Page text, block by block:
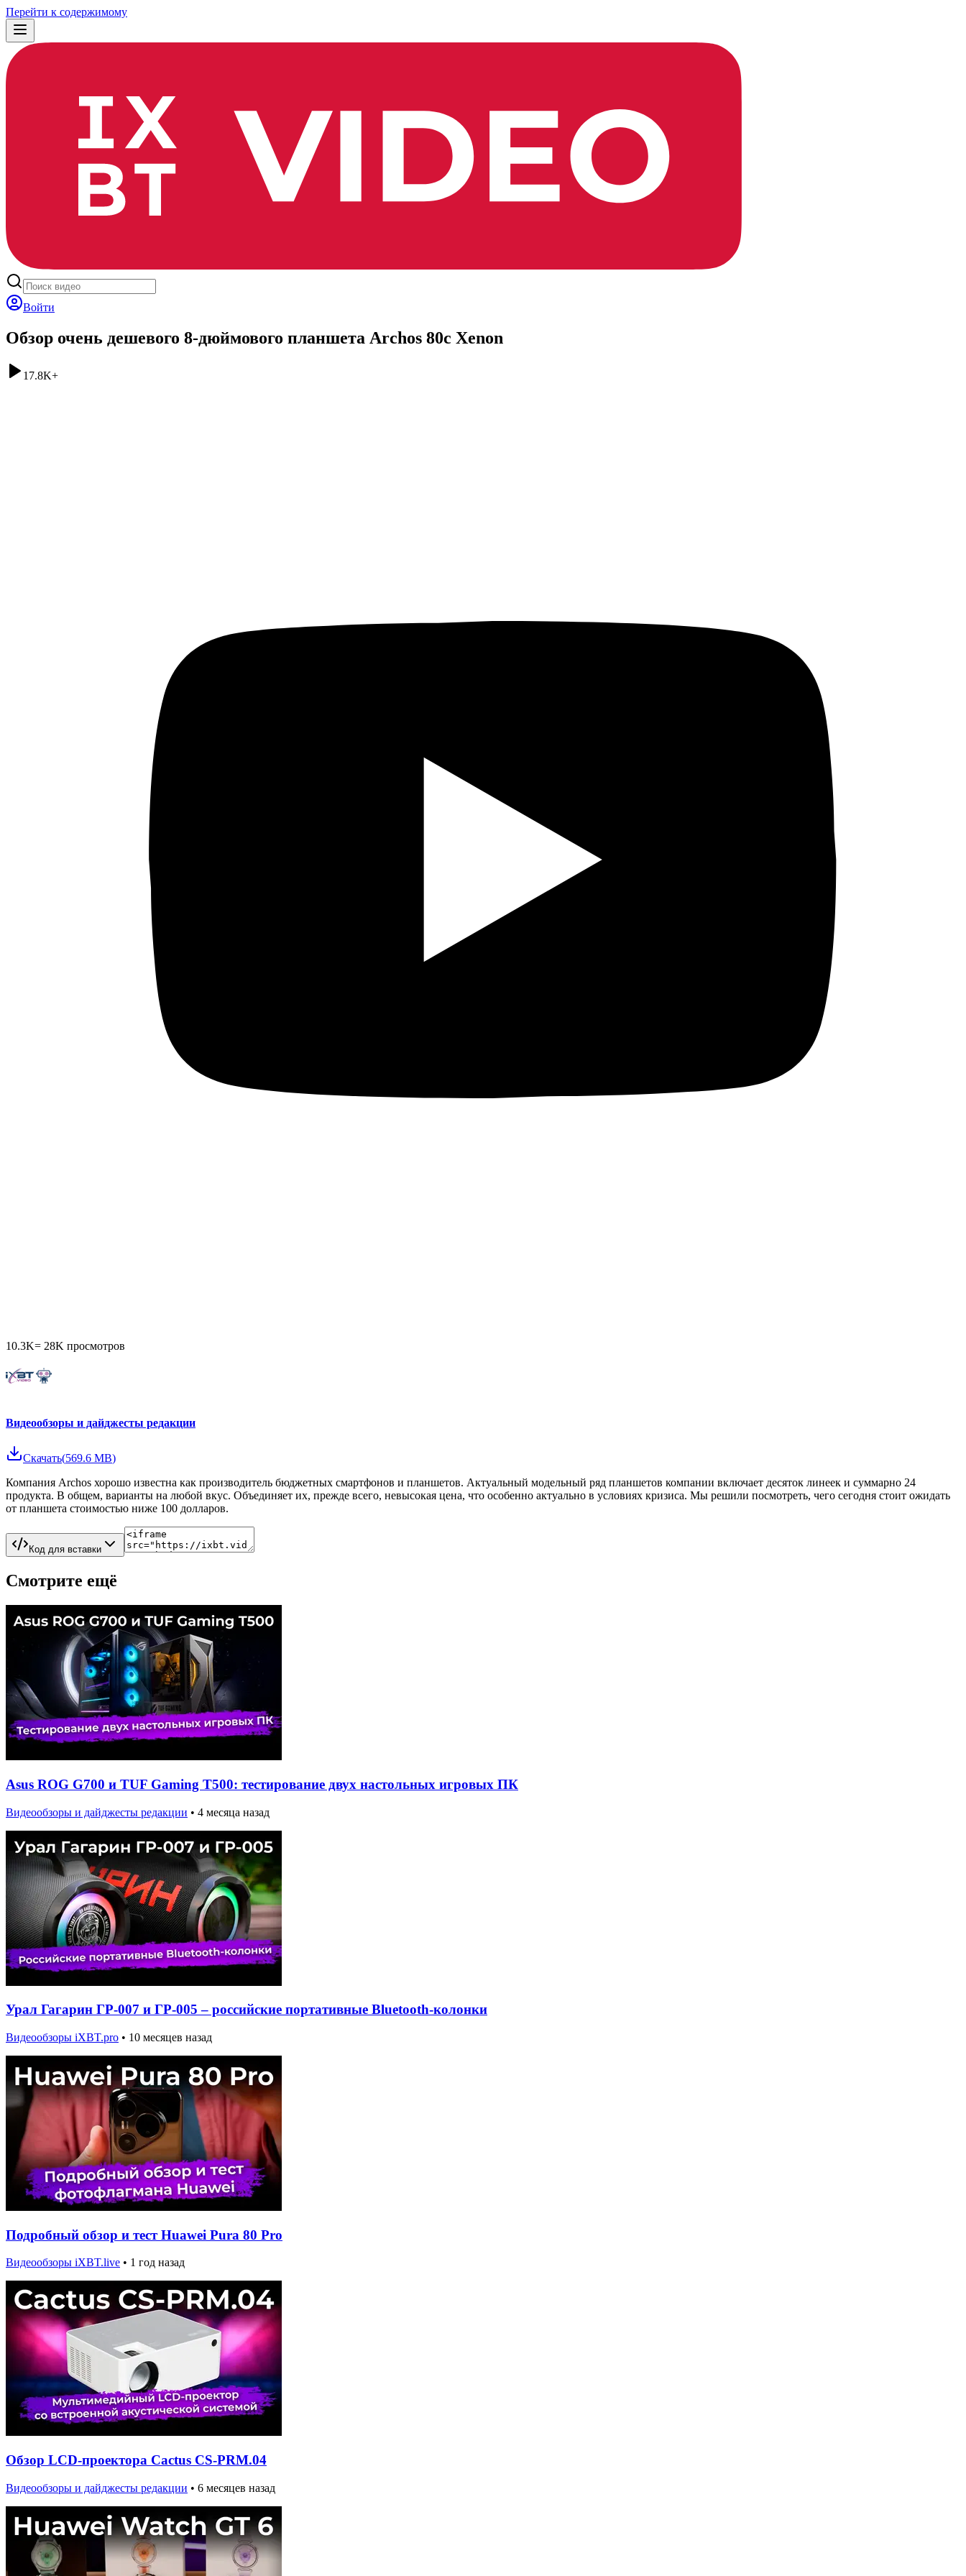
Перейти к содержимому
Войти
Обзор очень дешевого 8-дюймового планшета Archos 80с Xenon
17.8K+
10.3K= 28K просмотров
Видеообзоры и дайджесты редакции
Скачать(569.6 MB)
Компания Archos хорошо известна как производитель бюджетных смартфонов и планшетов. Актуальный модельный ряд планшетов компании включает десяток линеек и суммарно 24
продукта. В общем, варианты на любой вкус. Объединяет их, прежде всего, невысокая цена, что особенно актуально в условиях кризиса. Мы решили посмотреть, чего сегодня стоит ожидать
от планшета стоимостью ниже 100 долларов.
Код для вставки
Смотрите ещё
Asus ROG G700 и TUF Gaming T500: тестирование двух настольных игровых ПК
Видеообзоры и дайджесты редакции • 4 месяца назад
Урал Гагарин ГР-007 и ГР-005 – российские портативные Bluetooth-колонки
Видеообзоры iXBT.pro • 10 месяцев назад
Подробный обзор и тест Huawei Pura 80 Pro
Видеообзоры iXBT.live • 1 год назад
Обзор LCD-проектора Cactus CS-PRM.04
Видеообзоры и дайджесты редакции • 6 месяцев назад